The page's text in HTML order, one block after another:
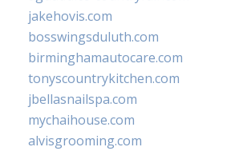
jakehovis.com
bosswingsduluth.com
birminghamautocare.com
tonyscountrykitchen.com
jbellasnailspa.com
mychaihouse.com
alvisgrooming.com